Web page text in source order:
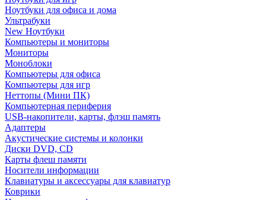
Ноутбуки для офиса и дома
Ультрабуки
New Ноутбуки
Компьютеры и мониторы
Мониторы
Моноблоки
Компьютеры для офиса
Компьютеры для игр
Неттопы (Мини ПК)
Компьютерная периферия
USB-накопители, карты, флэш память
Адаптеры
Акустические системы и колонки
Диски DVD, CD
Карты флеш памяти
Носители информации
Клавиатуры и аксессуары для клавиатур
Коврики